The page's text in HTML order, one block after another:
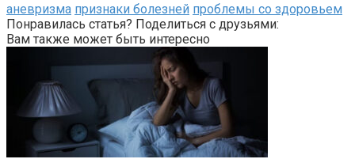
аневризма признаки болезней проблемы со здоровьем
Понравилась статья? Поделиться с друзьями:
Вам также может быть интересно